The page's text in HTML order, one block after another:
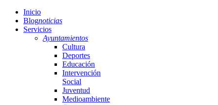
Inicio
Blognoticias
Servicios
Ayuntamientos
Cultura
Deportes
Educación
Intervención
Social
Juventud
Medioambiente